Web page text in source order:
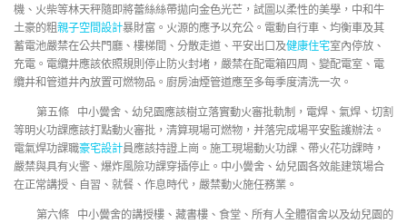
機、火柴等林天秤隨即將蕾絲絲帶拋向金色光芒，試圖以柔性的美學，中和牛
土豪的粗親子空間設計暴財富。火源的應予以充公。電動自行車、均衡車及其
蓄電池嚴禁在公共門廳、樓梯間、分散走道、平安出口及健康住宅室內停放、
充電。電纜井應該依照規則停止防火封堵，嚴禁在配電箱四周、變配電室、電
纜井和管道井內放置可燃物品。廚房油煙管道應至多每季度清洗一次。
第五條 中小黌舍、幼兒園應該樹立落實動火審批軌制，電焊、氣焊、切割
等明火功課應該打點動火審批，清算現場可燃物，并落完成場平安監護辦法。
電氣焊功課職豪宅設計員應該持證上崗。施工現場動火功課、帶火花功課時，
嚴禁與具有火警、爆炸風險功課穿插停止。中小黌舍、幼兒園各效能建筑場合
在正常講授、自習、就餐、作息時代，嚴禁動火施任務業。
第六條 中小黌舍的講授樓、藏書樓、食堂、所有人全體宿舍以及幼兒園的